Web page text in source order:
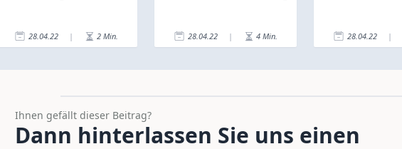
28.04.22 | 2 Min. 28.04.22 | 4 Min. 28.04.22 |
Ihnen gefällt dieser Beitrag?
Dann hinterlassen Sie uns einen